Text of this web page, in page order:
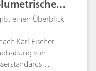
eine Titration mitK
einen Überblick
Karl Fischer.
von